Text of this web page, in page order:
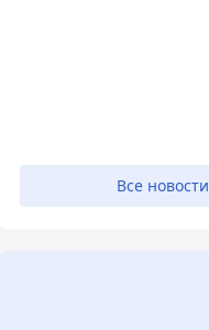
Все новости